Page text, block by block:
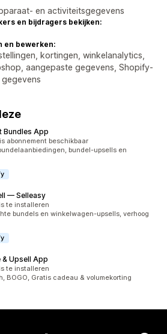
en activiteitsgegevens
en bijdragers bekijken:
en bewerken:
kortingen, winkelanalytics,
aangepaste gegevens, Shopify-
Bundles App
abonnement beschikbaar
bundel-upsells en
— Selleasy
te installeren
bundels en winkelwagen-upsells, verhoog
& Upsell App
te installeren
BOGO, Gratis cadeau & volumekorting